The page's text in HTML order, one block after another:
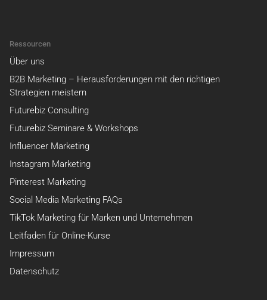
Ressourcen
Über uns
B2B Marketing – Herausforderungen mit den richtigen
Strategien meistern
Futurebiz Consulting
Futurebiz Seminare & Workshops
Influencer Marketing
Instagram Marketing
Pinterest Marketing
Social Media Marketing FAQs
TikTok Marketing für Marken und Unternehmen
Leitfaden für Online-Kurse
Impressum
Datenschutz